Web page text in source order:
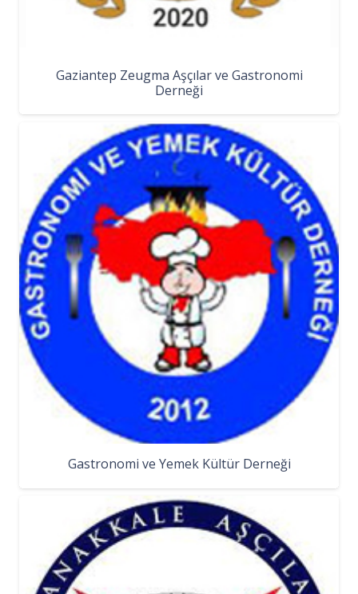
Gaziantep Zeugma Aşçılar ve Gastronomi
Derneği
Gastronomi ve Yemek Kültür Derneği